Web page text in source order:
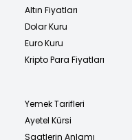
Altın Fiyatları
Dolar Kuru
Euro Kuru
Kripto Para Fiyatları
Yemek Tarifleri
Ayetel Kürsi
Saatlerin Anlamı